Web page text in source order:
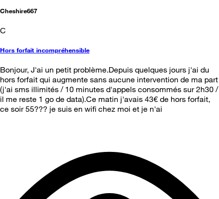
Cheshire667
C
Hors forfait incompréhensible
Bonjour, J'ai un petit problème.Depuis quelques jours j'ai du
hors forfait qui augmente sans aucune intervention de ma part
(j'ai sms illimités / 10 minutes d'appels consommés sur 2h30 /
il me reste 1 go de data).Ce matin j'avais 43€ de hors forfait,
ce soir 55??? je suis en wifi chez moi et je n'ai